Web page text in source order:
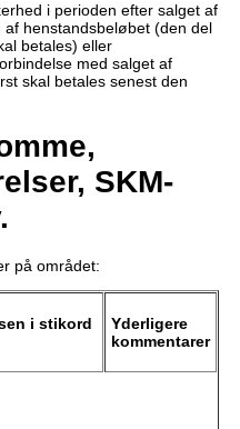
i perioden efter salget af
henstandsbeløbet (den del
betales) eller
med salget af
skal betales senest den
SKM-
på området:
i stikord
Yderligere
kommentarer